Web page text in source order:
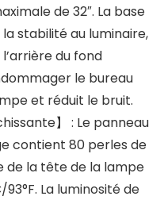
de 32″. La base
stabilité au luminaire,
du fond
le bureau
et réduit le bruit.
】 : Le panneau
contient 80 perles de
de la tête de la lampe
La luminosité de